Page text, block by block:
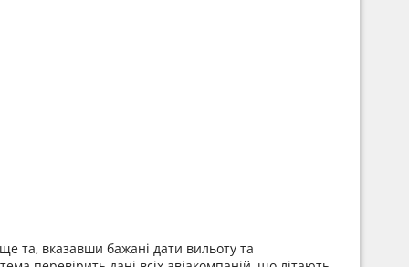
та, вказавши бажані дати вильоту та